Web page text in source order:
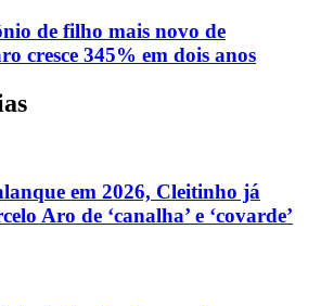
de filho mais novo de
cresce 345% em dois anos
em 2026, Cleitinho já
Aro de ‘canalha’ e ‘covarde’